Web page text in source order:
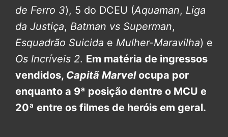
de Ferro 3), 5 do DCEU (Aquaman, Liga
da Justiça, Batman vs Superman,
Esquadrão Suicida e Mulher-Maravilha) e
Os Incríveis 2. Em matéria de ingressos
vendidos, Capitã Marvelocupa por
enquanto a 9ª posição dentre o MCU e
20ª entre os filmes de heróis em geral.